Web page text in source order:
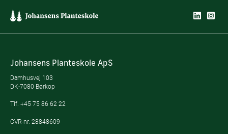
Johansens Planteskole ApS
Damhusvej 103
DK-7080 Børkop
Tlf. +45 75 86 62 22
CVR-nr. 28848609